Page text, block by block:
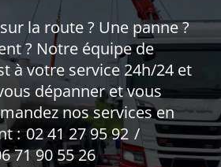
la route ? Une panne ?
? Notre équipe de
à votre service 24h/24 et
dépanner et vous
nos services en
:02 41 27 95 92 /
71 90 55 26